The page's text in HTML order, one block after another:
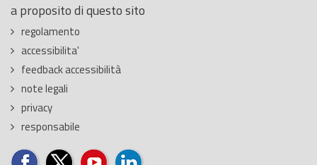
a proposito di questo sito
regolamento
accessibilita'
feedback accessibilità
note legali
privacy
responsabile